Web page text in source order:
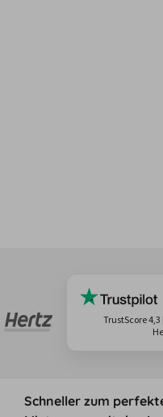
TrustScore 4,3
Schneller zum